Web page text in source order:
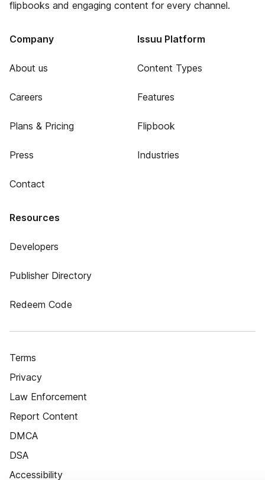
flipbooks and engaging content for every channel.
Company
About us
Careers
Plans & Pricing
Press
Contact
Issuu Platform
Content Types
Features
Flipbook
Industries
Resources
Developers
Publisher Directory
Redeem Code
Terms
Privacy
Law Enforcement
Report Content
DMCA
DSA
Accessibility